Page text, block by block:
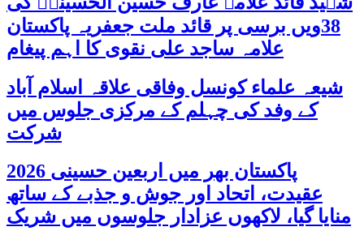
38ویں برسی پر قائد ملت جعفریہ پاکستان
علامہ ساجد علی نقوی کا اہم پیغام
شیعہ علماء کونسل وفاقی علاقہ اسلام آباد
کے وفد کی چہلم کے مرکزی جلوس میں
شرکت
پاکستان بھر میں اربعین حسینی 2026
عقیدت، اتحاد اور جوش و جذبے کے ساتھ
منایا گیا، لاکھوں عزادار جلوسوں میں شریک